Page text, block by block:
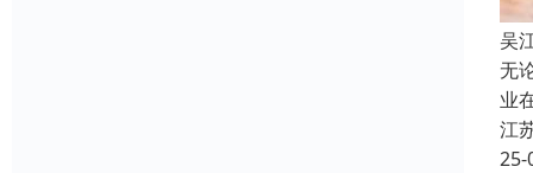
吴
无
业
江
25-